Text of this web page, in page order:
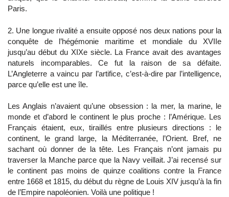
Paris.
2. Une longue rivalité a ensuite opposé nos deux nations pour la
conquête de l’hégémonie maritime et mondiale du XVIIe
jusqu’au début du XIXe siècle. La France avait des avantages
naturels incomparables. Ce fut la raison de sa défaite.
L’Angleterre a vaincu par l’artifice, c’est-à-dire par l’intelligence,
parce qu’elle est une île.
Les Anglais n’avaient qu’une obsession : la mer, la marine, le
monde et d’abord le continent le plus proche : l’Amérique. Les
Français étaient, eux, tiraillés entre plusieurs directions : le
continent, le grand large, la Méditerranée, l’Orient. Bref, ne
sachant où donner de la tête. Les Français n’ont jamais pu
traverser la Manche parce que la Navy veillait. J’ai recensé sur
le continent pas moins de quinze coalitions contre la France
entre 1668 et 1815, du début du règne de Louis XIV jusqu’à la fin
de l’Empire napoléonien. Voilà une politique !